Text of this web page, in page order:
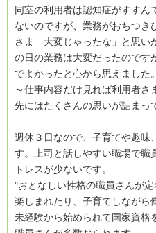
同室の利用者は認知症がすすん
ないのですが、業務がおちつき
さま 大変じゃったな」と思い
の日の業務は大変だったのです
でよかったと心から思えました。
～仕事内容だけ見れば利用者
先にはたくさんの思いが詰まっ
週休３日なので、子育てや趣味
す。上司と話しやすい職場で職
トレスが少ないです。
"おとなしい性格の職員さんが
楽しまれたり、子育てしながら
未経験から始められて国家資格